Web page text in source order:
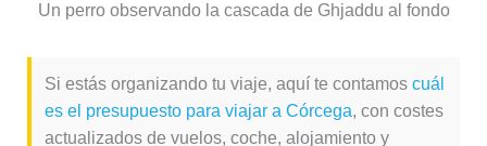
Un perro observando la cascada de Ghjaddu al fondo
Si estás organizando tu viaje, aquí te contamos cuál
es el presupuesto para viajar a Córcega, con costes
actualizados de vuelos, coche, alojamiento y